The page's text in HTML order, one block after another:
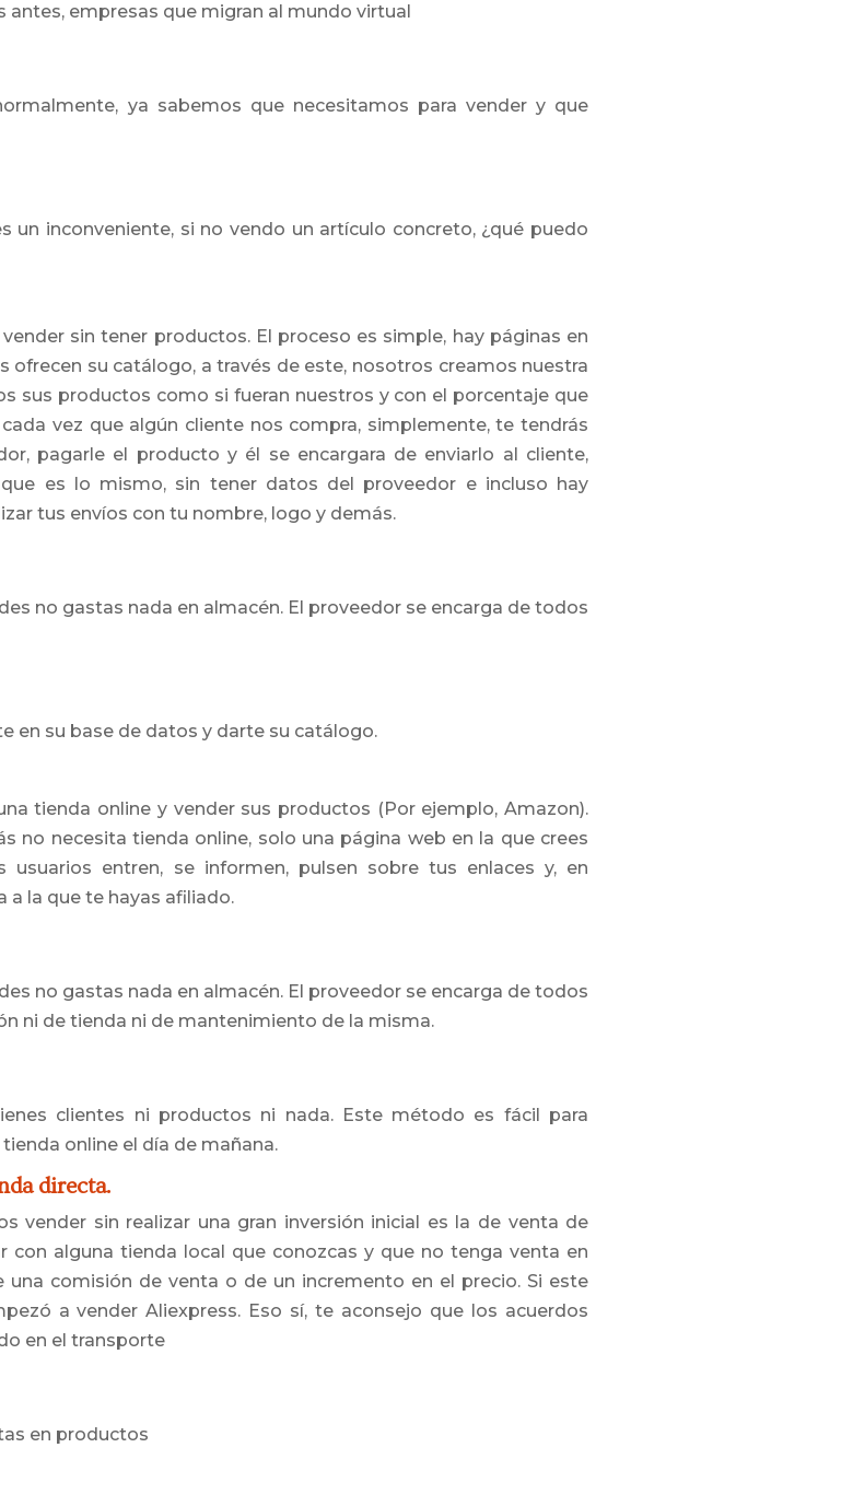
empresas que migran al mundo virtual
ya sabemos que necesitamos para vender y que
un inconveniente, si no vendo un artículo concreto, ¿qué puedo
sin tener productos. El proceso es simple, hay páginas en
ofrecen su catálogo, a través de este, nosotros creamos nuestra
sus productos como si fueran nuestros y con el porcentaje que
vez que algún cliente nos compra, simplemente, te tendrás
pagarle el producto y él se encargara de enviarlo al cliente,
es lo mismo, sin tener datos del proveedor e incluso hay
tus envíos con tu nombre, logo y demás.
no gastas nada en almacén. El proveedor se encarga de todos
en su base de datos y darte su catálogo.
tienda online y vender sus productos (Por ejemplo, Amazon).
no necesita tienda online, solo una página web en la que crees
usuarios entren, se informen, pulsen sobre tus enlaces y, en
a la que te hayas afiliado.
no gastas nada en almacén. El proveedor se encarga de todos
ni de tienda ni de mantenimiento de la misma.
clientes ni productos ni nada. Este método es fácil para
online el día de mañana.
directa.
vender sin realizar una gran inversión inicial es la de venta de
con alguna tienda local que conozcas y que no tenga venta en
una comisión de venta o de un incremento en el precio. Si este
a vender Aliexpress. Eso sí, te aconsejo que los acuerdos
en el transporte
en productos